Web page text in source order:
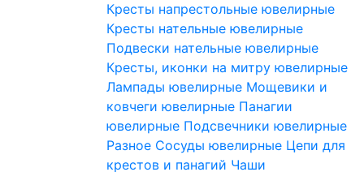
Кресты напрестольные ювелирные
Кресты нательные ювелирные
Подвески нательные ювелирные
Кресты, иконки на митру ювелирные
Лампады ювелирные Мощевики и
ковчеги ювелирные Панагии
ювелирные Подсвечники ювелирные
Разное Сосуды ювелирные Цепи для
крестов и панагий Чаши